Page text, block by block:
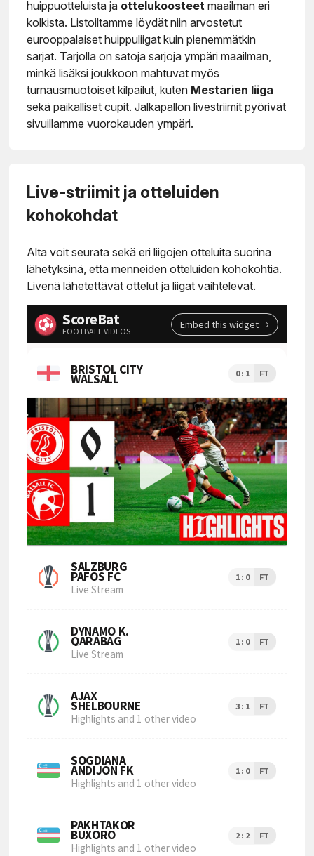
huippuotteluista ja ottelukoosteetmaailman eri
kolkista. Listoiltamme löydät niin arvostetut
eurooppalaiset huippuliigat kuin pienemmätkin
sarjat. Tarjolla on satoja sarjoja ympäri maailman,
minkä lisäksi joukkoon mahtuvat myös
turnausmuotoiset kilpailut, kuten Mestarien liiga
sekä paikalliset cupit. Jalkapallon livestriimit pyörivät
sivuillamme vuorokauden ympäri.
Live-striimit ja otteluiden
kohokohdat
Alta voit seurata sekä eri liigojen otteluita suorina
lähetyksinä, että menneiden otteluiden kohokohtia.
Livenä lähetettävät ottelut ja liigat vaihtelevat.